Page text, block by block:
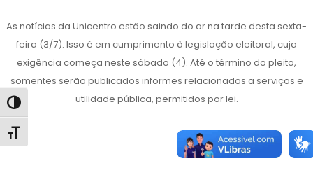
Alternar alto contraste
Alternar tamanho da fonte
As notícias da Unicentro estão saindo do ar na tarde desta sexta-
feira (3/7). Isso é em cumprimento à legislação eleitoral, cuja
exigência começa neste sábado (4). Até o término do pleito,
somentes serão publicados informes relacionados a serviços e
utilidade pública, permitidos por lei.